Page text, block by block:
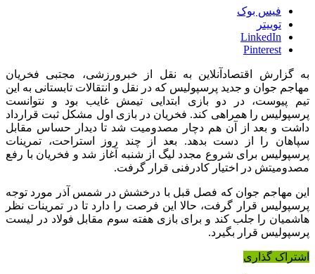
فیس بوک
توییتر
LinkedIn
Pinterest
به گزارش اقتصادآنلاین به نقل از خبرورزشی، مجتبی فخریان
مهاجم جوان و جدید پرسپولیس که در نقل و انتقالات تابستانی به این
تیم پیوست، در دو بازی ابتدایی تیمش غایب بود و نتوانست
پرسپولیس را همراهی کند. فخریان در بازی اول مشکل ثبت قرارداد
داشت و بعد از آن هم دچار مصدومیت شد تا دیدار حساس مقابل
سپاهان را از دست بدهد. بعد از چند روز استراحت، تمرینات
پرسپولیس برای شروع مجدد لیگ از شنبه آغاز شد و فخریان با رفع
مصدومیتش در اختیار کادرفنی قرار گرفت.
این مهاجم جوان که فصل قبل با درخشش در شمس آذر مورد توجه
پرسپولیس قرار گرفت، حالا این فرصت را دارد تا در تمرینات نظر
هاشمیان را جلب کند و برای بازی هفته سوم مقابل فولاد در لیست
پرسپولیس قرار بگیرد.
اشتراک گذاری